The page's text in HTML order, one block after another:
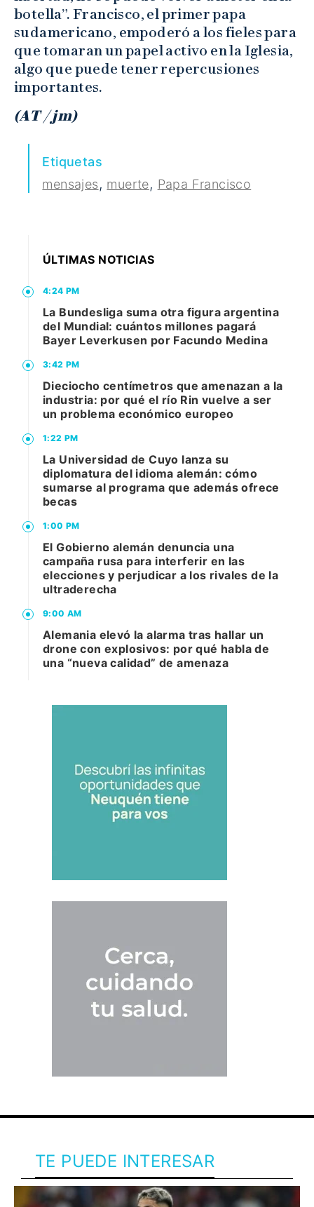
botella”. Francisco, el primer papa
sudamericano, empoderó a los fieles para
que tomaran un papel activo en la Iglesia,
algo que puede tener repercusiones
importantes.
(AT / jm)
Etiquetas
mensajes, muerte, Papa Francisco
ÚLTIMAS NOTICIAS
4:24 PM
La Bundesliga suma otra figura argentina
del Mundial: cuántos millones pagará
Bayer Leverkusen por Facundo Medina
3:42 PM
Dieciocho centímetros que amenazan a la
industria: por qué el río Rin vuelve a ser
un problema económico europeo
1:22 PM
La Universidad de Cuyo lanza su
diplomatura del idioma alemán: cómo
sumarse al programa que además ofrece
becas
1:00 PM
El Gobierno alemán denuncia una
campaña rusa para interferir en las
elecciones y perjudicar a los rivales de la
ultraderecha
9:00 AM
Alemania elevó la alarma tras hallar un
drone con explosivos: por qué habla de
una “nueva calidad” de amenaza
TE PUEDE INTERESAR